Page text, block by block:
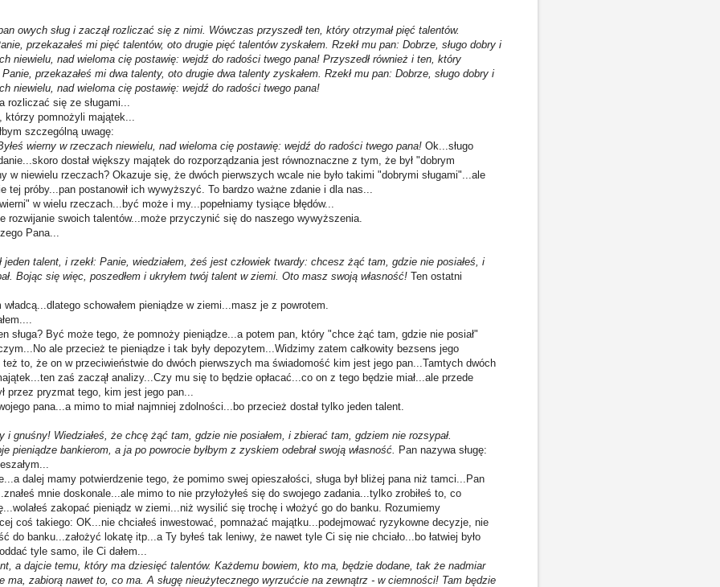
owych sług i zaczął rozliczać się z nimi. Wówczas przyszedł ten, który otrzymał pięć talentów.
przekazałeś mi pięć talentów, oto drugie pięć talentów zyskałem. Rzekł mu pan: Dobrze, sługo dobry i
niewielu, nad wieloma cię postawię: wejdź do radości twego pana! Przyszedł również i ten, który
przekazałeś mi dwa talenty, oto drugie dwa talenty zyskałem. Rzekł mu pan: Dobrze, sługo dobry i
niewielu, nad wieloma cię postawię: wejdź do radości twego pana!
się ze sługami...
pomnożyli majątek...
szczególną uwagę:
wierny w rzeczach niewielu, nad wieloma cię postawię: wejdź do radości twego pana! Ok...sługo
dostał większy majątek do rozporządzania jest równoznaczne z tym, że był "dobrym
w niewielu rzeczach? Okazuje się, że dwóch pierwszych wcale nie było takimi "dobrymi sługami"...ale
tej próby...pan postanowił ich wywyższyć. To bardzo ważne zdanie i dla nas...
w wielu rzeczach...być może i my...popełniamy tysiące błędów...
rozwijanie swoich talentów...może przyczynić się do naszego wywyższenia.
Pana...
jeden talent, i rzekł: Panie, wiedziałem, żeś jest człowiek twardy: chcesz żąć tam, gdzie nie posiałeś, i
Bojąc się więc, poszedłem i ukryłem twój talent w ziemi. Oto masz swoją własność! Ten ostatni
schowałem pieniądze w ziemi...masz je z powrotem.
sługa? Być może tego, że pomnoży pieniądze...a potem pan, który "chce żąć tam, gdzie nie posiał"
ale przecież te pieniądze i tak były depozytem...Widzimy zatem całkowity bezsens jego
to, że on w przeciwieństwie do dwóch pierwszych ma świadomość kim jest jego pan...Tamtych dwóch
zaś zaczął analizy...Czy mu się to będzie opłacać...co on z tego będzie miał...ale przede
przez pryzmat tego, kim jest jego pan...
pana...a mimo to miał najmniej zdolności...bo przecież dostał tylko jeden talent.
i gnuśny! Wiedziałeś, że chcę żąć tam, gdzie nie posiałem, i zbierać tam, gdziem nie rozsypał.
pieniądze bankierom, a ja po powrocie byłbym z zyskiem odebrał swoją własność. Pan nazywa sługę:
dalej mamy potwierdzenie tego, że pomimo swej opieszałości, sługa był bliżej pana niż tamci...Pan
mnie doskonale...ale mimo to nie przyłożyłeś się do swojego zadania...tylko zrobiłeś to, co
zakopać pieniądz w ziemi...niż wysilić się trochę i włożyć go do banku. Rozumiemy
coś takiego: OK...nie chciałeś inwestować, pomnażać majątku...podejmować ryzykowne decyzje, nie
do banku...założyć lokatę itp...a Ty byłeś tak leniwy, że nawet tyle Ci się nie chciało...bo łatwiej było
tyle samo, ile Ci dałem...
a dajcie temu, który ma dziesięć talentów. Każdemu bowiem, kto ma, będzie dodane, tak że nadmiar
ma, zabiorą nawet to, co ma. A sługę nieużytecznego wyrzućcie na zewnątrz - w ciemności! Tam będzie